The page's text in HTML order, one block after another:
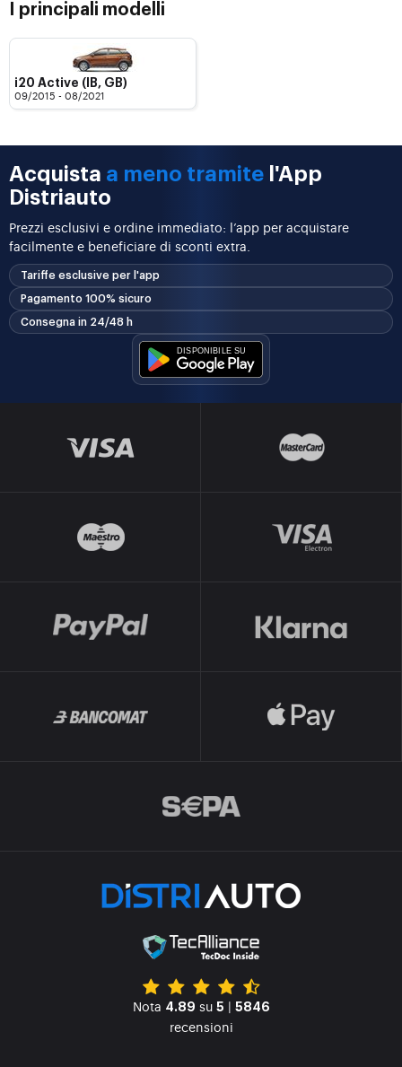
I principali modelli
i20 Active (IB, GB)
09/2015 - 08/2021
Acquista a meno tramite l'App
Distriauto
Prezzi esclusivi e ordine immediato: l’app per acquistare
facilmente e beneficiare di sconti extra.
Tariffe esclusive per l'app
Pagamento 100% sicuro
Consegna in 24/48 h
Nota 4.89 su 5 | 5846
recensioni